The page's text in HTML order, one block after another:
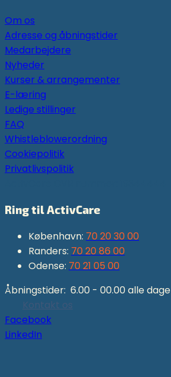
Om os
Adresse og åbningstider
Medarbejdere
Nyheder
Kurser & arrangementer
E-læring
Ledige stillinger
FAQ
Whistleblowerordning
Cookiepolitik
Privatlivspolitik
Ring til ActivCare
København: 70 20 30 00
Randers: 70 20 86 00
Odense: 70 21 05 00
Åbningstider: 6.00 - 00.00 alle dage
Kontakt os
Facebook
LinkedIn